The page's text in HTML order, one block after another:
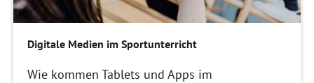
Digitale Medien im Sportunterricht
Wie kommen Tablets und Apps im